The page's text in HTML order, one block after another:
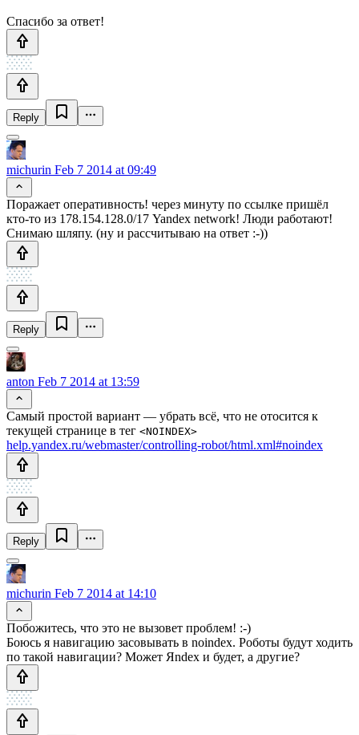
Спасибо за ответ!
Reply
michurin Feb 7 2014 at 09:49
Поражает оперативность! через минуту по ссылке пришёл
кто-то из 178.154.128.0/17 Yandex network! Люди работают!
Снимаю шляпу. (ну и рассчитываю на ответ :-))
Reply
anton Feb 7 2014 at 13:59
Самый простой вариант — убрать всё, что не отосится к
текущей странице в тег <NOINDEX>
help.yandex.ru/webmaster/controlling-robot/html.xml#noindex
Reply
michurin Feb 7 2014 at 14:10
Побожитесь, что это не вызовет проблем! :-)
Боюсь я навигацию засовывать в noindex. Роботы будут ходить
по такой навигации? Может Яndex и будет, а другие?